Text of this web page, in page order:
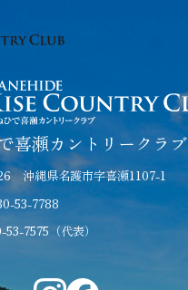
喜瀬カントリークラブ
沖縄県名護市字喜瀬1107-1
53-7788
7575（代表）